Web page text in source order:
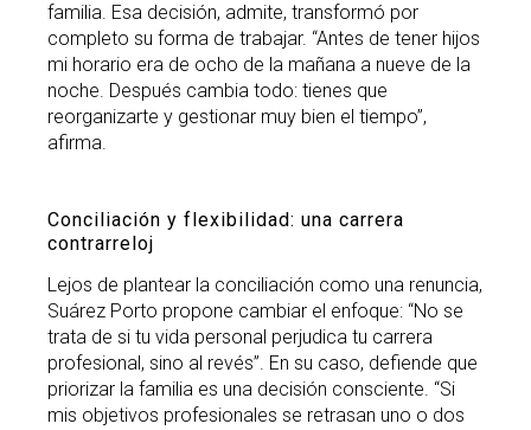
familia. Esa decisión, admite, transformó por
completo su forma de trabajar. “Antes de tener hijos
mi horario era de ocho de la mañana a nueve de la
noche. Después cambia todo: tienes que
reorganizarte y gestionar muy bien el tiempo”,
afirma.
Conciliación y flexibilidad: una carrera
contrarreloj
Lejos de plantear la conciliación como una renuncia,
Suárez Porto propone cambiar el enfoque: “No se
trata de si tu vida personal perjudica tu carrera
profesional, sino al revés”. En su caso, defiende que
priorizar la familia es una decisión consciente. “Si
mis objetivos profesionales se retrasan uno o dos